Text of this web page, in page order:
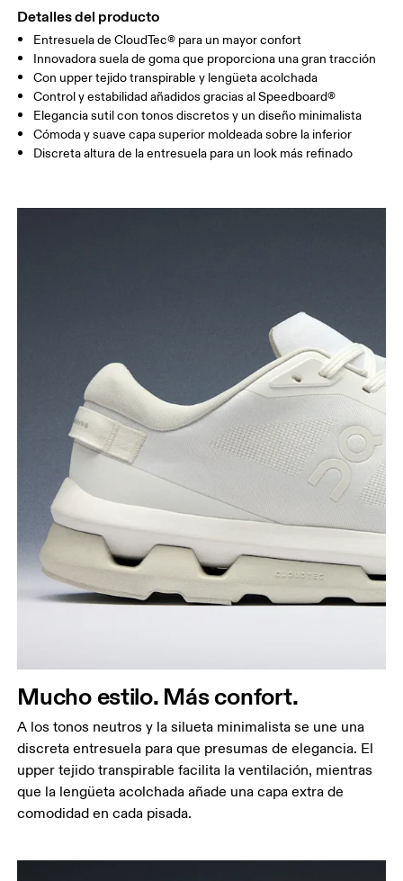
Detalles del producto
Entresuela de CloudTec® para un mayor confort
Innovadora suela de goma que proporciona una gran tracción
Con upper tejido transpirable y lengüeta acolchada
Control y estabilidad añadidos gracias al Speedboard®
Elegancia sutil con tonos discretos y un diseño minimalista
Cómoda y suave capa superior moldeada sobre la inferior
Discreta altura de la entresuela para un look más refinado
Mucho estilo. Más confort.
A los tonos neutros y la silueta minimalista se une una
discreta entresuela para que presumas de elegancia. El
upper tejido transpirable facilita la ventilación, mientras
que la lengüeta acolchada añade una capa extra de
comodidad en cada pisada.